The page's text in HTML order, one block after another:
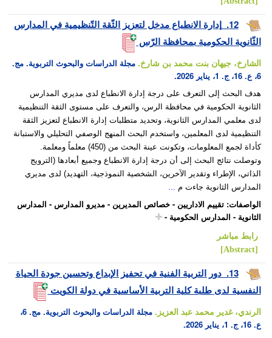
12. إدارة الانطباع مدخل لتعزيز الثّقة التّنظيمية في المدارس
الثّانوية الحكومية بمحافظة الرّس
الشارخ، جيهان بنت محمد بن شارخ.مجلة الدراسات والبحوث التربوية. مج.
6، ع. 16، ج. 1، يناير 2026.
هدف البحث إلى التعرف على درجة إدارة الانطباع لدى مديري المدارس
الثانوية الحكومية في محافظة الرس، والتعرف على مستوى الثقة التنظيمية
لدى معلمي المدارس الثانوية، وتحديد متطلبات إدارة الانطباع لتعزيز الثقة
التنظيمية لدى المعلمين، واستخدم البحث المنهج الوصفي التحليلي والاستبانة
كأداة لجمع المعلومات، وتكونت عينة البحث من (450) معلماً ومعلمة.
وتوصلت نتائج البحث إلى أن درجة إدارة الانطباع وجميع أبعادها (الترويج
الذاتي، الإطراء وتقدير الآخرين، الشخصية النموذجية، التهديد) لدى مديري
المدارس الثانوية جاءت م
الواصفات:تقييم الاداريين -خصائص المديرين -مديرو المدارس - المدارس
الثانوية - المدارس الحكومية -
رابط مباشر
[Abstract]
13. دور التربية الفنية في تحفيز الإبداع وتحسين جودة الحياة
النفسية لدى طلبة كلية التربية الأساسية في دولة الكويت
الرندي، غدير محمد عبد العزيز.
مجلة الدراسات والبحوث التربوية. مج. 6،
ع. 16، ج. 1، يناير 2026.